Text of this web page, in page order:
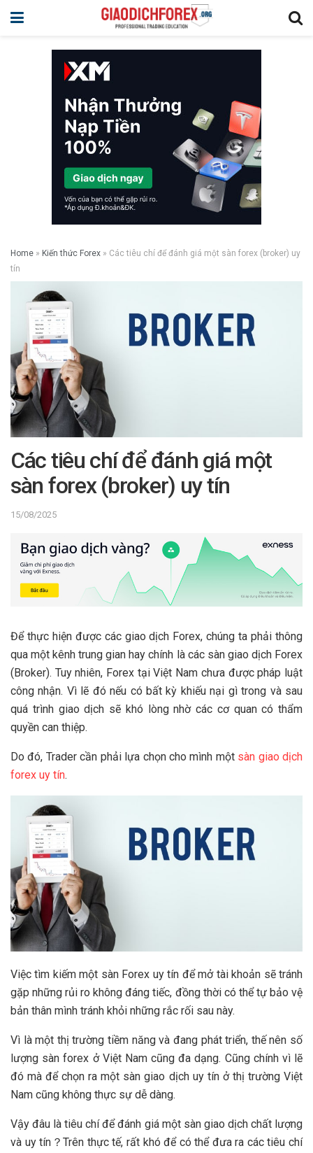
Home » Kiến thức Forex » Các tiêu chí để đánh giá một sàn forex (broker) uy
tín
Các tiêu chí để đánh giá một
sàn forex (broker) uy tín
15/08/2025
Để thực hiện được các giao dịch Forex, chúng ta phải thông
qua một kênh trung gian hay chính là các sàn giao dịch Forex
(Broker). Tuy nhiên, Forex tại Việt Nam chưa được pháp luật
công nhận. Vì lẽ đó nếu có bất kỳ khiếu nại gì trong và sau
quá trình giao dịch sẽ khó lòng nhờ các cơ quan có thẩm
quyền can thiệp.
Do đó, Trader cần phải lựa chọn cho mình một sàn giao dịch
forex uy tín.
Việc tìm kiếm một sàn Forex uy tín để mở tài khoản sẽ tránh
gặp những rủi ro không đáng tiếc, đồng thời có thể tự bảo vệ
bản thân mình tránh khỏi những rắc rối sau này.
Vì là một thị trường tiềm năng và đang phát triển, thế nên số
lượng sàn forex ở Việt Nam cũng đa dạng. Cũng chính vì lẽ
đó mà để chọn ra một sàn giao dịch uy tín ở thị trường Việt
Nam cũng không thực sự dễ dàng.
Vậy đâu là tiêu chí để đánh giá một sàn giao dịch chất lượng
và uy tín？Trên thực tế, rất khó để có thể đưa ra các tiêu chí